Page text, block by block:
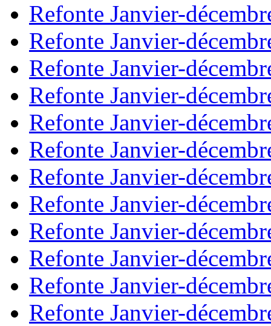
Refonte Janvier-
Refonte Janvier-
Refonte Janvier-
Refonte Janvier-
Refonte Janvier-
Refonte Janvier-
Refonte Janvier-
Refonte Janvier-
Refonte Janvier-
Refonte Janvier-
Refonte Janvier-
Refonte Janvier-